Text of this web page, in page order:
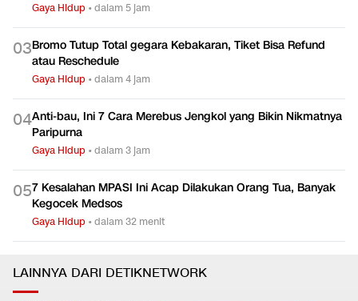
Gaya Hidup •dalam 5 jam
03Bromo Tutup Total gegara Kebakaran, Tiket Bisa Refund
atau Reschedule
Gaya Hidup •dalam 4 jam
04Anti-bau, Ini 7 Cara Merebus Jengkol yang Bikin Nikmatnya
Paripurna
Gaya Hidup •dalam 3 jam
057 Kesalahan MPASI Ini Acap Dilakukan Orang Tua, Banyak
Kegocek Medsos
Gaya Hidup •dalam 32 menit
LAINNYA DARI DETIKNETWORK